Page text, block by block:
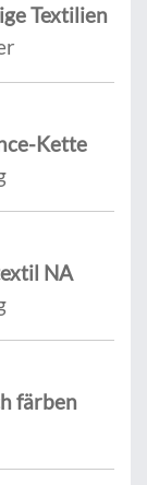
Textilien
Kette
NA
färben